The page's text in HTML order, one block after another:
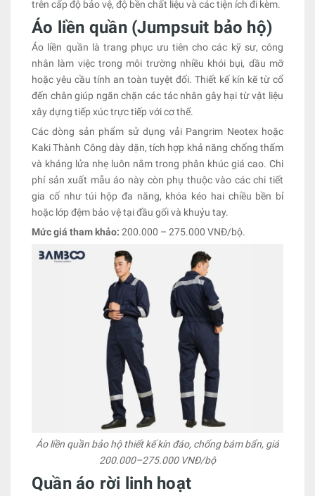
trên cấp độ bảo vệ, độ bền chất liệu và các tiện ích đi kèm.
Áo liền quần (Jumpsuit bảo hộ)
Áo liền quần là trang phục ưu tiên cho các kỹ sư, công
nhân làm việc trong môi trường nhiều khói bụi, dầu mỡ
hoặc yêu cầu tính an toàn tuyệt đối. Thiết kế kín kẽ từ cổ
đến chân giúp ngăn chặn các tác nhân gây hại từ vật liệu
xây dựng tiếp xúc trực tiếp với cơ thể.
Các dòng sản phẩm sử dụng vải Pangrim Neotex hoặc
Kaki Thành Công dày dặn, tích hợp khả năng chống thấm
và kháng lửa nhẹ luôn nằm trong phân khúc giá cao. Chi
phí sản xuất mẫu áo này còn phụ thuộc vào các chi tiết
gia cố như túi hộp đa năng, khóa kéo hai chiều bền bỉ
hoặc lớp đệm bảo vệ tại đầu gối và khuỷu tay.
Mức giá tham khảo: 200.000 – 275.000 VNĐ/bộ.
Áo liền quần bảo hộ thiết kế kín đáo, chống bám bẩn, giá
200.000–275.000 VNĐ/bộ
Quần áo rời linh hoạt